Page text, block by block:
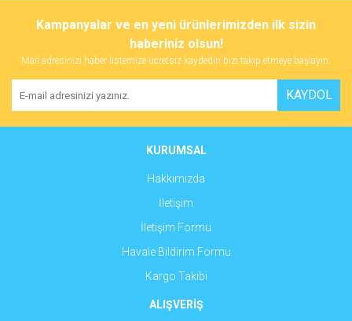
Bu ürüne ilk yorumu siz yapın!
Yorum Yaz
tarafımıza iletebilirsiniz.
Görüş ve önerileriniz için teşekkür ederiz.
Ürün resmi kalitesiz, bozuk veya görüntülenemiyor.
Ürün açıklamasında eksik bilgiler bulunuyor.
Ürün fiyatı diğer sitelerden daha pahalı.
Gönder
Kampanyalar ve en yeni ürünlerimizden ilk sizin
haberiniz olsun!
Mail adresinizi haber listemize ücretsiz kaydedin bizi takip etmeye başlayın.
KAYDOL
KURUMSAL
Hakkımızda
İletişim
İletişim Formu
Havale Bildirim Formu
Kargo Takibi
ALIŞVERİŞ